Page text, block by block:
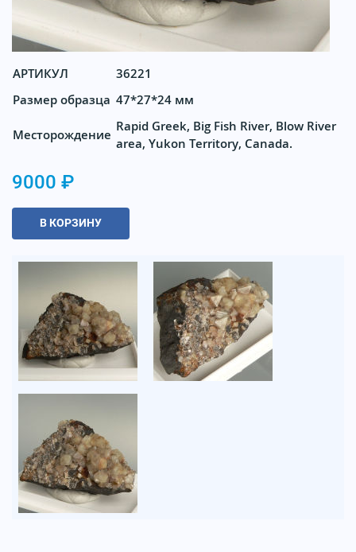
АРТИКУЛ
36221
Размер образца 47*27*24 мм
Месторождение
Rapid Greek, Big Fish River, Blow River
area, Yukon Territory, Canada.
9000 ₽
В КОРЗИНУ